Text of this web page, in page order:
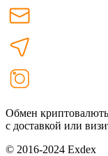
Обмен
с доставкой или
© 2016-2024 Exdex